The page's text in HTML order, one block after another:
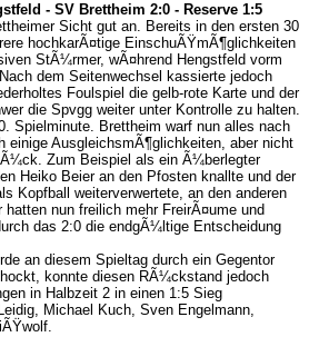
- SV Brettheim 2:0 - Reserve 1:5
Sicht gut an. Bereits in den ersten 30
hochkarÃ¤tige EinschuÃŸmÃ¶glichkeiten
StÃ¼rmer, wÃ¤hrend Hengstfeld vorm
dem Seitenwechsel kassierte jedoch
Foulspiel die gelb-rote Karte und der
die Spvgg weiter unter Kontrolle zu halten.
Spielminute. Brettheim warf nun alles nach
einige AusgleichsmÃ¶glichkeiten, aber nicht
Zum Beispiel als ein Ã¼berlegter
Heiko Beier an den Pfosten knallte und der
Kopfball weiterverwertete, an den anderen
nun freilich mehr FreirÃ¤ume und
das 2:0 die endgÃ¼ltige Entscheidung
an diesem Spieltag durch ein Gegentor
konnte diesen RÃ¼ckstand jedoch
in Halbzeit 2 in einen 1:5 Sieg
Michael Kuch, Sven Engelmann,